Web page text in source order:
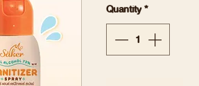
Quantity*